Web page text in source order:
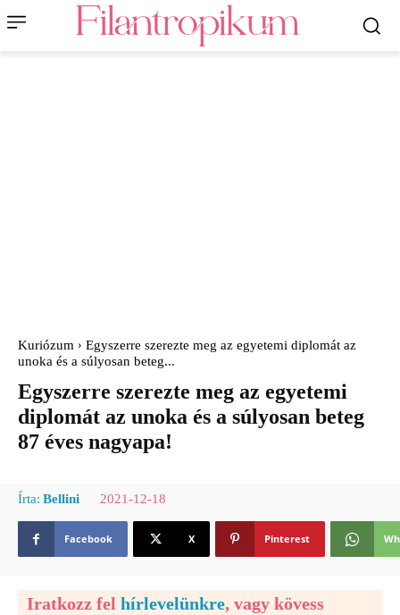
Kuriózum
Egyszerre szerezte meg az egyetemi diplomát az
unoka és a súlyosan beteg...
Egyszerre szerezte meg az egyetemi
diplomát az unoka és a súlyosan beteg
87 éves nagyapa!
Írta: Bellini 2021-12-18
Facebook X Pinterest
Iratkozz fel hírlevelünkre, vagy kövess